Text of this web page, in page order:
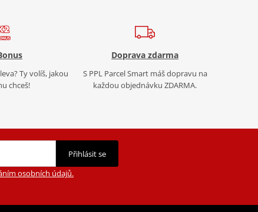
Ty volíš, jakou
chceš!
Doprava zdarma
S PPL Parcel Smart máš dopravu na
každou objednávku ZDARMA.
Přihlásit se
osobních údajů.